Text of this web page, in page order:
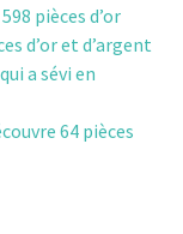
pièces d’or
d’or et d’argent
a sévi en
64 pièces